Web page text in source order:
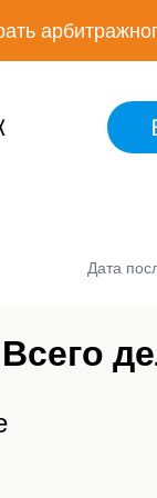
Дата
Всего